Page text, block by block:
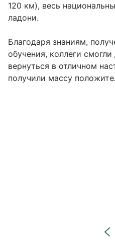
120 км), весь
ладони.
Благодаря знаниям,
обучения, коллеги
вернуться в отличном
получили массу